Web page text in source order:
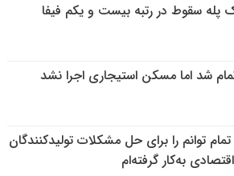
پله سقوط در رتبه بیست و یکم فیفا
شد اما مسکن استیجاری اجرا نشد
توانم را برای حل مشکلات تولیدکنندگان
به‌کار گرفته‌ام